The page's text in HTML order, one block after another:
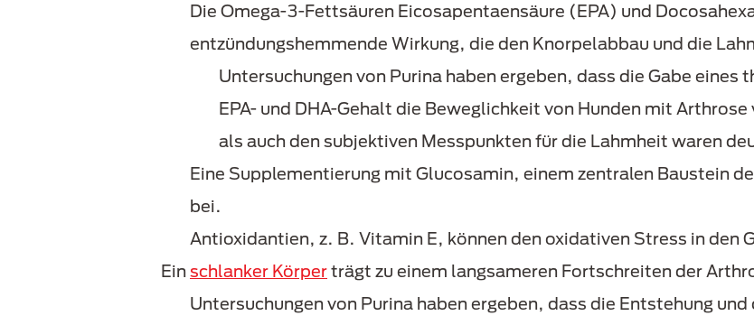
Die Omega-3-Fettsäuren Eicosapentaensäure (EPA) und
entzündungshemmende Wirkung, die den Knorpelabbau und die
Untersuchungen von Purina haben ergeben, dass die Gabe
EPA- und DHA-Gehalt die Beweglichkeit von Hunden mit
als auch den subjektiven Messpunkten für die Lahmheit waren
Eine Supplementierung mit Glucosamin, einem zentralen Baustein
bei.
Antioxidantien, z. B. Vitamin E, können den oxidativen Stress in den
Einschlanker Körperträgt zu einem langsameren Fortschreiten der
Untersuchungen von Purina haben ergeben, dass die Entstehung